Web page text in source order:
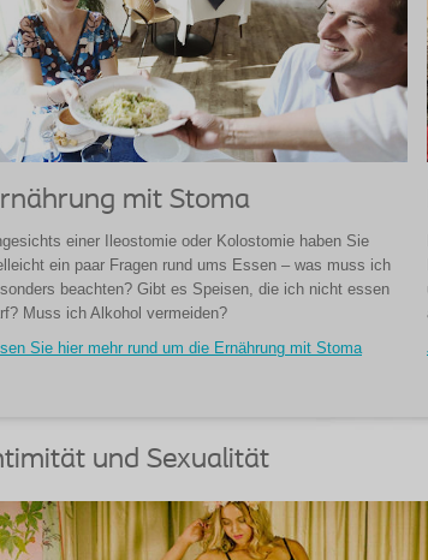
mit Stoma
einer Ileostomie oder Kolostomie haben Sie
ein paar Fragen rund ums Essen – was muss ich
beachten? Gibt es Speisen, die ich nicht essen
Muss ich Alkohol vermeiden?
Sie hier mehr rund um die Ernährung mit Stoma
und Sexualität